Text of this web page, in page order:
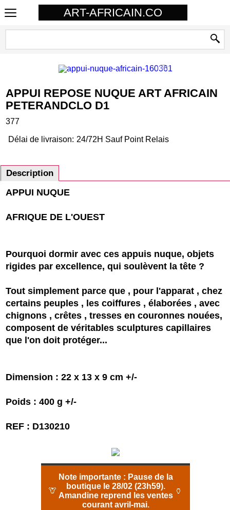
ART-AFRICAIN.CO
APPUI REPOSE NUQUE ART AFRICAIN
PETERANDCLO D1
377
Délai de livraison: 24/72H Sauf Point Relais
Description
APPUI NUQUE
AFRIQUE DE L'OUEST
Pourquoi dormir avec ces appuis nuque, objets
rigides par excellence, qui soulèvent la tête ?
Tout simplement parce que , pour l'apparat , chez
certains peuples , les coiffures , élaborées , avec
chignons , crêtes , tresses en couronnes nouées,
composent de véritables sculptures capillaires
que l'on doit protéger...
Dimension : 22 x 13 x 9 cm +/-
Poids : 400 g +/-
REF : D130210
🦒
Note importante : Pause de la
boutique le 28/02 (23h59).
Amandine reprend les ventes
courant avril-mai.
🏺